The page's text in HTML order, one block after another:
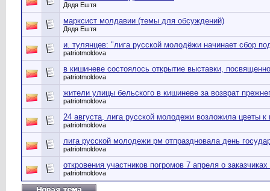
Дядя Ештя
марксист молдавии (темы для обсуждений)
Дядя Ештя
и. тулянцев: "лига русской молодёжи начинает сбор
patriotmoldova
в кишиневе состоялось открытие выставки,
patriotmoldova
жители улицы бельского в кишиневе за возврат
patriotmoldova
24 августа, лига русской молодежи возложила цветы
patriotmoldova
лига русской молодежи рм отпраздновала день
patriotmoldova
откровения участников погромов 7 апреля о
patriotmoldova